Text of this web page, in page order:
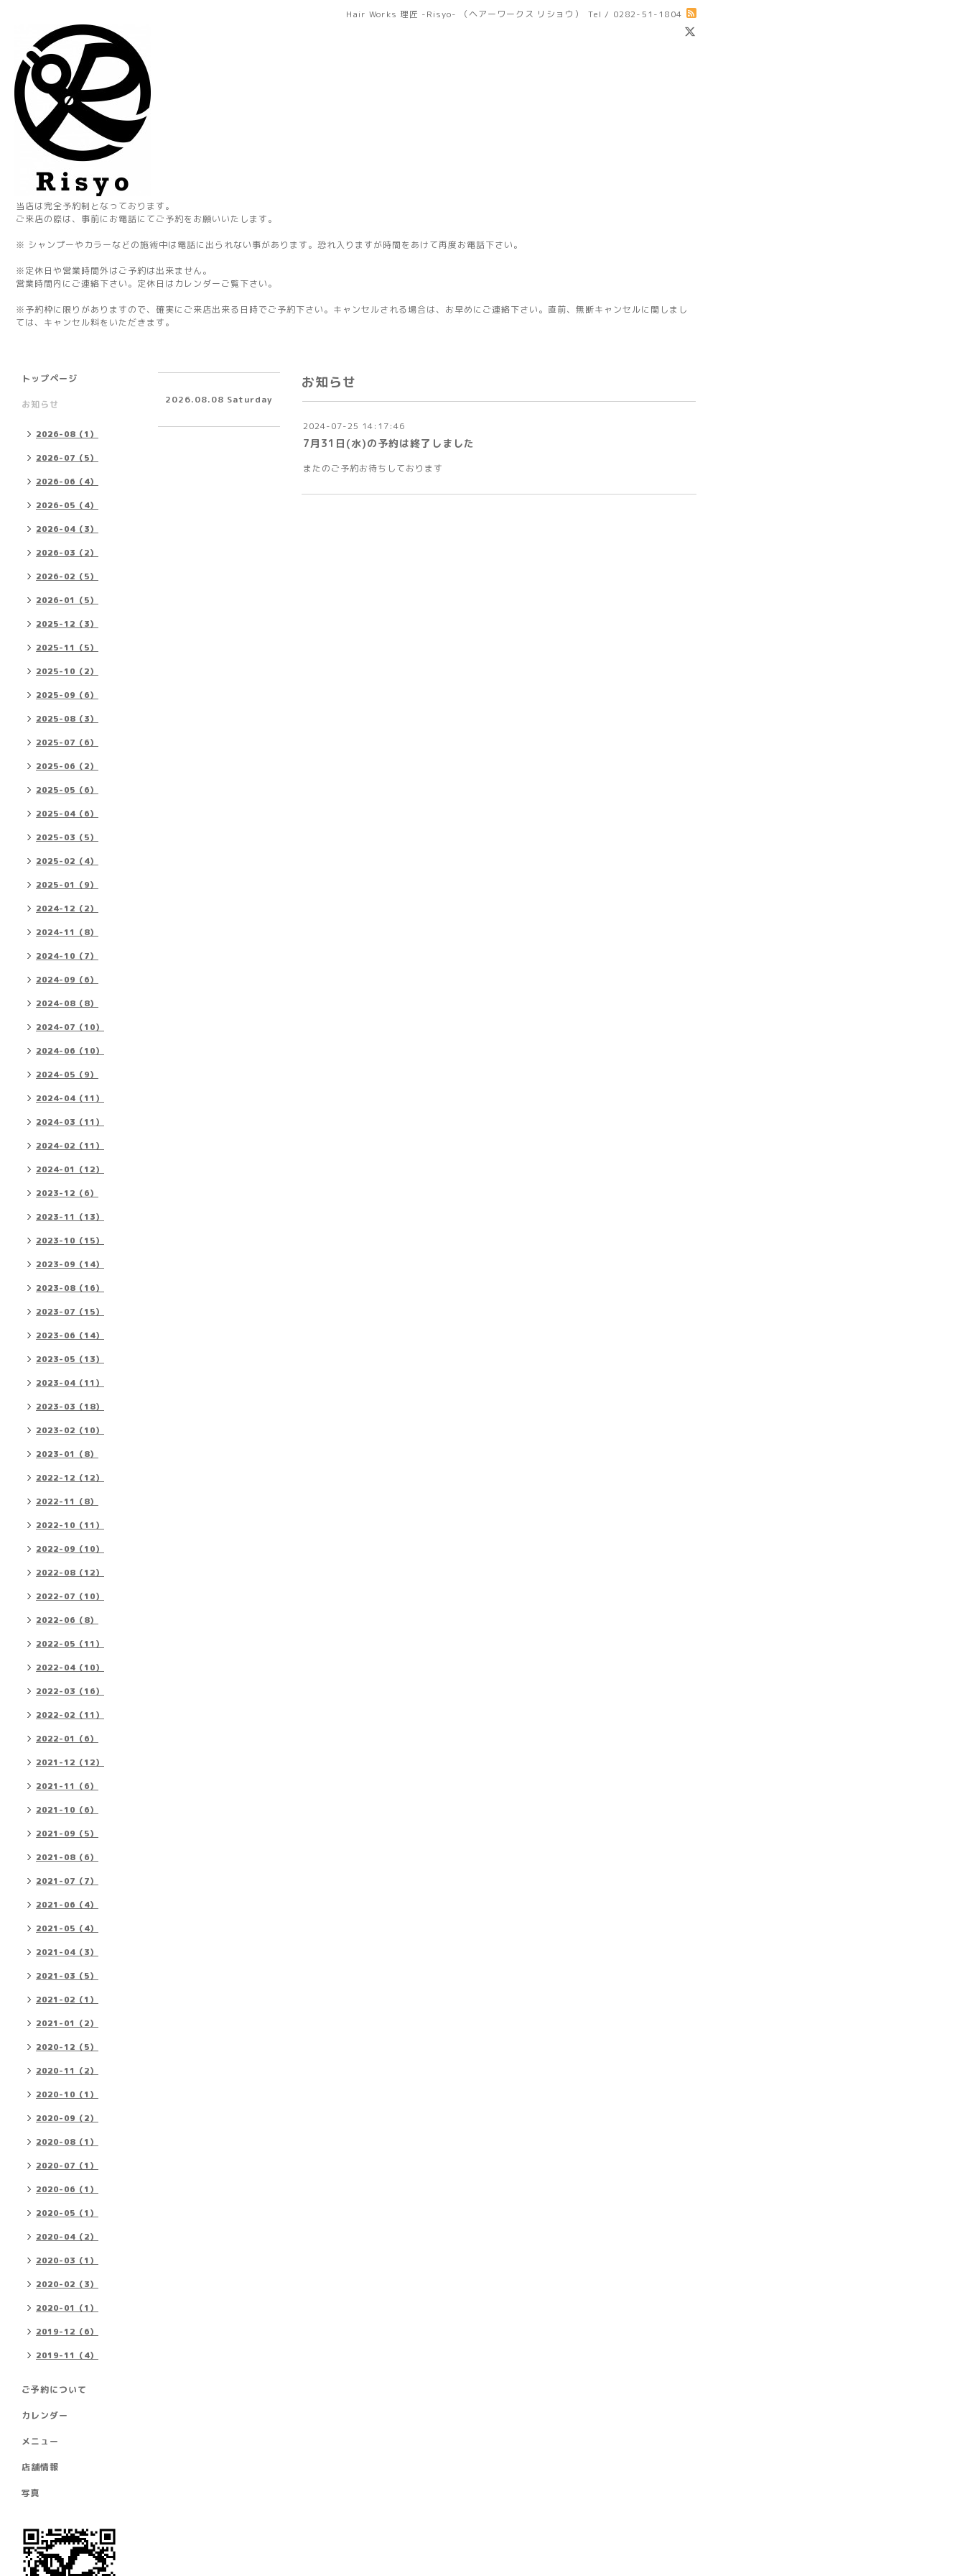
Hair Works 理匠 -Risyo- （ヘアーワークス リショウ） Tel / 0282-51-1804
当店は完全予約制となっております。
ご来店の際は、事前にお電話にてご予約をお願いいたします。
※ シャンプーやカラーなどの施術中は電話に出られない事があります。恐れ入りますが時間をあけて再度お電話下さい。
※定休日や営業時間外はご予約は出来ません。
営業時間内にご連絡下さい。定休日はカレンダーご覧下さい。
※予約枠に限りがありますので、確実にご来店出来る日時でご予約下さい。キャンセルされる場合は、お早めにご連絡下さい。直前、無断キャンセルに関しまし
ては、キャンセル料をいただきます。
お知らせ
2024-07-25 14:17:46
7月31日(水)の予約は終了しました
またのご予約お待ちしております
トップページ
お知らせ
2026-08（1）
2026-07（5）
2026-06（4）
2026-05（4）
2026-04（3）
2026-03（2）
2026-02（5）
2026-01（5）
2025-12（3）
2025-11（5）
2025-10（2）
2025-09（6）
2025-08（3）
2025-07（6）
2025-06（2）
2025-05（6）
2025-04（6）
2025-03（5）
2025-02（4）
2025-01（9）
2024-12（2）
2024-11（8）
2024-10（7）
2024-09（6）
2024-08（8）
2024-07（10）
2024-06（10）
2024-05（9）
2024-04（11）
2024-03（11）
2024-02（11）
2024-01（12）
2023-12（6）
2023-11（13）
2023-10（15）
2023-09（14）
2023-08（16）
2023-07（15）
2023-06（14）
2023-05（13）
2023-04（11）
2023-03（18）
2023-02（10）
2023-01（8）
2022-12（12）
2022-11（8）
2022-10（11）
2022-09（10）
2022-08（12）
2022-07（10）
2022-06（8）
2022-05（11）
2022-04（10）
2022-03（16）
2022-02（11）
2022-01（6）
2021-12（12）
2021-11（6）
2021-10（6）
2021-09（5）
2021-08（6）
2021-07（7）
2021-06（4）
2021-05（4）
2021-04（3）
2021-03（5）
2021-02（1）
2021-01（2）
2020-12（5）
2020-11（2）
2020-10（1）
2020-09（2）
2020-08（1）
2020-07（1）
2020-06（1）
2020-05（1）
2020-04（2）
2020-03（1）
2020-02（3）
2020-01（1）
2019-12（6）
2019-11（4）
ご予約について
カレンダー
メニュー
店舗情報
写真
2026.08.08 Saturday